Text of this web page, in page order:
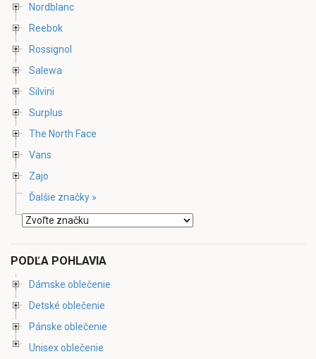
Nordblanc
Reebok
Rossignol
Salewa
Silvini
Surplus
The North Face
Vans
Zajo
Ďalšie značky »
PODĽA POHLAVIA
Dámske oblečenie
Detské oblečenie
Pánske oblečenie
Unisex oblečenie